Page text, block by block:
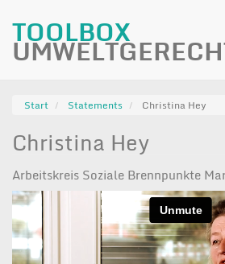
Direkt
Inhalt
TOOLBOX
Start Statements Christina Hey
Christina Hey
Arbeitskreis Soziale Brennpunkte